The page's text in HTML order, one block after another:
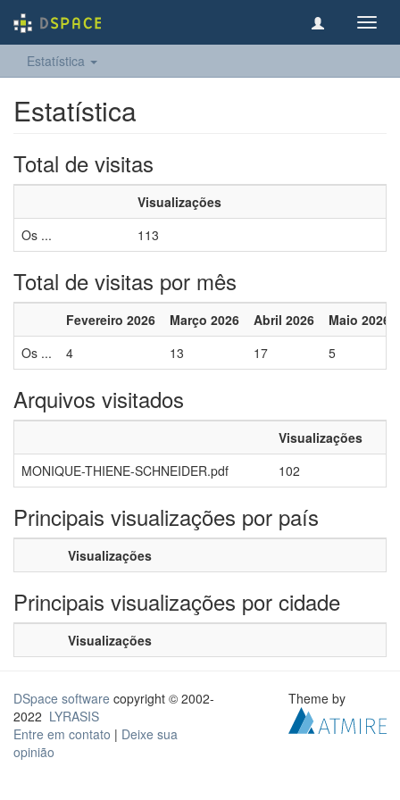
Estatística
Estatística
Total de visitas
Visualizações
Os ...
113
Total de visitas por mês
Fevereiro 2026 Março 2026 Abril 2026
Maio 2026
Os ...
4 13 17 5
Arquivos visitados
Visualizações
MONIQUE-THIENE-SCHNEIDER.pdf
102
Principais visualizações por país
Visualizações
Principais visualizações por cidade
Visualizações
DSpace software copyright © 2002-
2022 LYRASIS
Entre em contato | Deixe sua
opinião
Theme by